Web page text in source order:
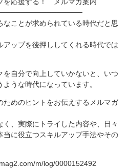
なことが求められている時代だと思
ップを後押ししてくれる時代では
自分で向上していかないと、いつ
うな時代になっています。
ためのヒントをお伝えするメルマガ
、実際にトライした内容や、日々
に役立つスキルアップ手法やその
m/log/0000152492